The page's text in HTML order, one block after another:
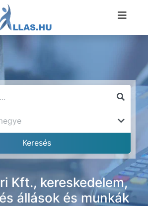
Kft., kereskedelem,
állások és munkák